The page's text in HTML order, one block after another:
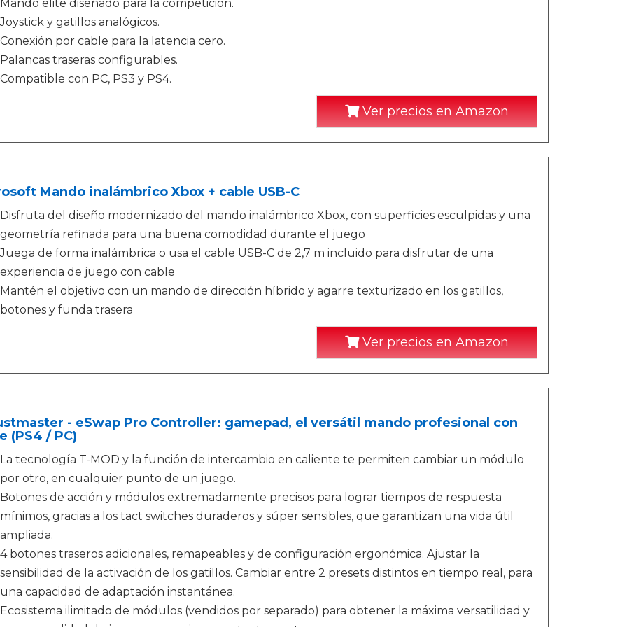
Mando elite diseñado para la competición.
Joystick y gatillos analógicos.
Conexión por cable para la latencia cero.
Palancas traseras configurables.
Compatible con PC, PS3 y PS4.
Ver precios en Amazon
Mando inalámbrico Xbox + cable USB-C
Disfruta del diseño modernizado del mando inalámbrico Xbox, con superficies esculpidas y una
geometría refinada para una buena comodidad durante el juego
Juega de forma inalámbrica o usa el cable USB-C de 2,7 m incluido para disfrutar de una
experiencia de juego con cable
Mantén el objetivo con un mando de dirección híbrido y agarre texturizado en los gatillos,
botones y funda trasera
Ver precios en Amazon
- eSwap Pro Controller: gamepad, el versátil mando profesional con
(PS4 / PC)
La tecnología T-MOD y la función de intercambio en caliente te permiten cambiar un módulo
por otro, en cualquier punto de un juego.
Botones de acción y módulos extremadamente precisos para lograr tiempos de respuesta
mínimos, gracias a los tact switches duraderos y súper sensibles, que garantizan una vida útil
ampliada.
4 botones traseros adicionales, remapeables y de configuración ergonómica. Ajustar la
sensibilidad de la activación de los gatillos. Cambiar entre 2 presets distintos en tiempo real, para
una capacidad de adaptación instantánea.
Ecosistema ilimitado de módulos (vendidos por separado) para obtener la máxima versatilidad y